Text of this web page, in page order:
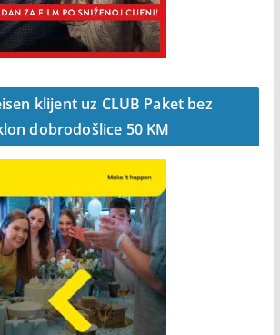
klijent uz CLUB Paket bez
dobrodošlice 50 KM